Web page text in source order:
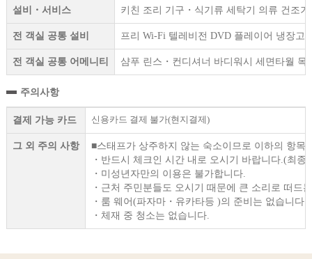
설비・서비스 키친 조리 기구・식기류 세탁기 의류 건조
전 객실 공통 설비 프리 Wi-Fi 텔레비전 DVD 플레이어 냉장고
전 객실 공통 어메니티 샴푸 린스・컨디셔너 바디워시 세면타월
주의사항
결제 가능 카드 신용카드 결제 불가(현지결제)
그 외 주의 사항
■스태프가 상주하지 않는 숙소이므로 이하의 항목
・반드시 체크인 시간 내로 오시기 바랍니다.(최종
・미성년자만의 이용은 불가합니다.
・근처 주민분들도 오시기 때문에 큰 소리로 떠드
・룸 웨어(파자마・유카타등 )의 준비는 없습니다.
・체재 중 청소는 없습니다.